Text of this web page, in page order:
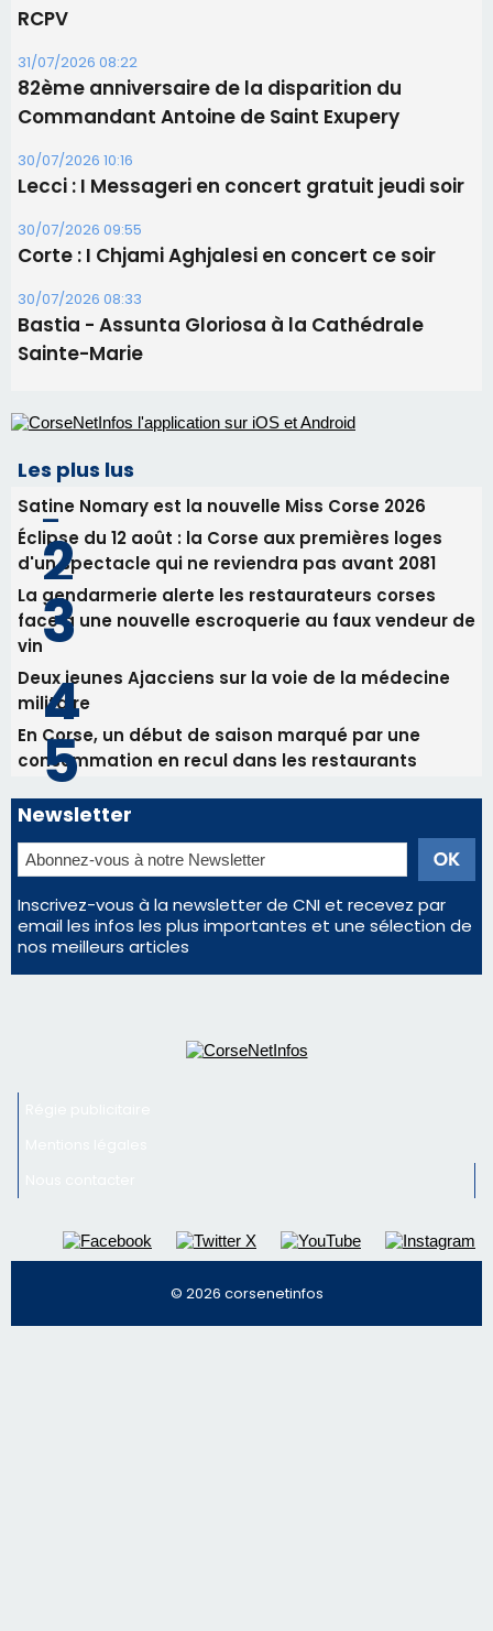
30/07/2026 09:55
Corte : I Chjami Aghjalesi en concert ce soir
30/07/2026 08:33
Bastia - Assunta Gloriosa à la Cathédrale
Sainte-Marie
Les plus lus
Satine Nomary est la nouvelle Miss Corse 2026
Éclipse du 12 août : la Corse aux premières loges
d'un spectacle qui ne reviendra pas avant 2081
face à une nouvelle escroquerie au faux vendeur de
Deux jeunes Ajacciens sur la voie de la médecine
militaire
En Corse, un début de saison marqué par une
consommation en recul dans les restaurants
Newsletter
Inscrivez-vous à la newsletter de CNI et recevez par
email les infos les plus importantes et une sélection de
nos meilleurs articles
Régie publicitaire
Mentions légales
Nous contacter